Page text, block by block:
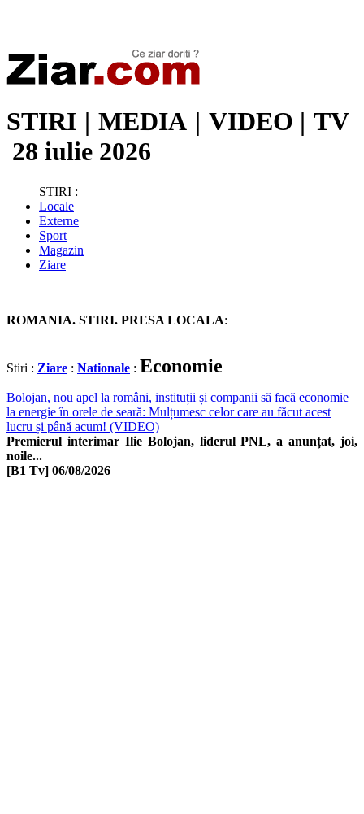
STIRI | MEDIA | VIDEO | TV
28 iulie 2026
STIRI :
Locale
Externe
Sport
Magazin
Ziare
ROMANIA. STIRI. PRESA LOCALA:
Stiri : Ziare : Nationale : Economie
Bolojan, nou apel la români, instituții și companii să facă economie
la energie în orele de seară: Mulțumesc celor care au făcut acest
lucru și până acum! (VIDEO)
Premierul interimar Ilie Bolojan, liderul PNL, a anunțat, joi,
noile...
[B1 Tv] 06/08/2026